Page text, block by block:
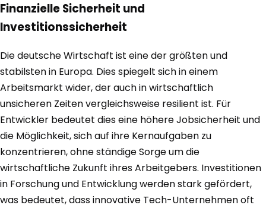
Finanzielle Sicherheit und
Investitionssicherheit
Die deutsche Wirtschaft ist eine der größten und
stabilsten in Europa. Dies spiegelt sich in einem
Arbeitsmarkt wider, der auch in wirtschaftlich
unsicheren Zeiten vergleichsweise resilient ist. Für
Entwickler bedeutet dies eine höhere Jobsicherheit und
die Möglichkeit, sich auf ihre Kernaufgaben zu
konzentrieren, ohne ständige Sorge um die
wirtschaftliche Zukunft ihres Arbeitgebers. Investitionen
in Forschung und Entwicklung werden stark gefördert,
was bedeutet, dass innovative Tech-Unternehmen oft